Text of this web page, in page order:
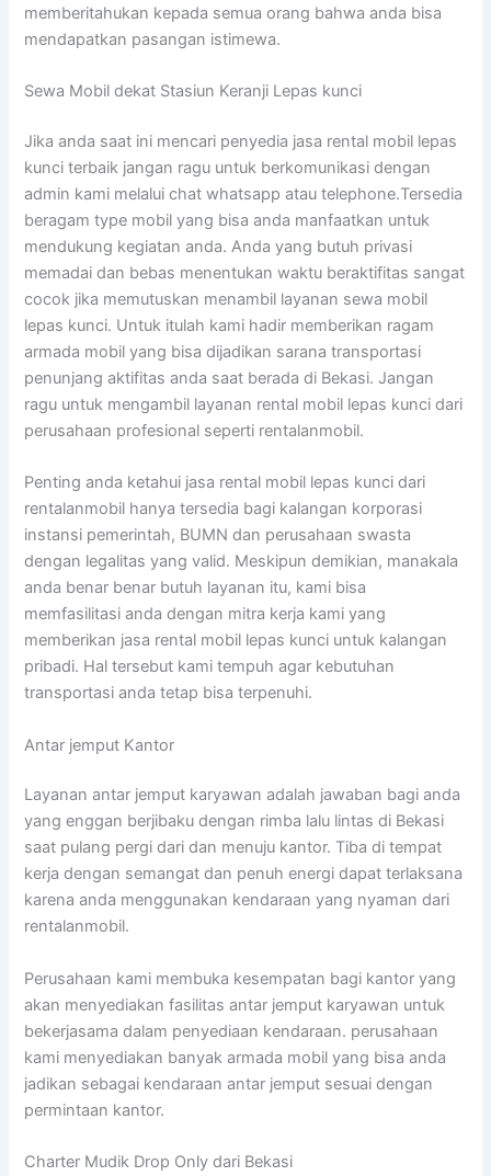
memberitahukan kepada semua orang bahwa anda bisa
mendapatkan pasangan istimewa.
Sewa Mobil dekat Stasiun Keranji Lepas kunci
Jika anda saat ini mencari penyedia jasa rental mobil lepas
kunci terbaik jangan ragu untuk berkomunikasi dengan
admin kami melalui chat whatsapp atau telephone.Tersedia
beragam type mobil yang bisa anda manfaatkan untuk
mendukung kegiatan anda. Anda yang butuh privasi
memadai dan bebas menentukan waktu beraktifitas sangat
cocok jika memutuskan menambil layanan sewa mobil
lepas kunci. Untuk itulah kami hadir memberikan ragam
armada mobil yang bisa dijadikan sarana transportasi
penunjang aktifitas anda saat berada di Bekasi. Jangan
ragu untuk mengambil layanan rental mobil lepas kunci dari
perusahaan profesional seperti rentalanmobil.
Penting anda ketahui jasa rental mobil lepas kunci dari
rentalanmobil hanya tersedia bagi kalangan korporasi
instansi pemerintah, BUMN dan perusahaan swasta
dengan legalitas yang valid. Meskipun demikian, manakala
anda benar benar butuh layanan itu, kami bisa
memfasilitasi anda dengan mitra kerja kami yang
memberikan jasa rental mobil lepas kunci untuk kalangan
pribadi. Hal tersebut kami tempuh agar kebutuhan
transportasi anda tetap bisa terpenuhi.
Antar jemput Kantor
Layanan antar jemput karyawan adalah jawaban bagi anda
yang enggan berjibaku dengan rimba lalu lintas di Bekasi
saat pulang pergi dari dan menuju kantor. Tiba di tempat
kerja dengan semangat dan penuh energi dapat terlaksana
karena anda menggunakan kendaraan yang nyaman dari
rentalanmobil.
Perusahaan kami membuka kesempatan bagi kantor yang
akan menyediakan fasilitas antar jemput karyawan untuk
bekerjasama dalam penyediaan kendaraan. perusahaan
kami menyediakan banyak armada mobil yang bisa anda
jadikan sebagai kendaraan antar jemput sesuai dengan
permintaan kantor.
Charter Mudik Drop Only dari Bekasi